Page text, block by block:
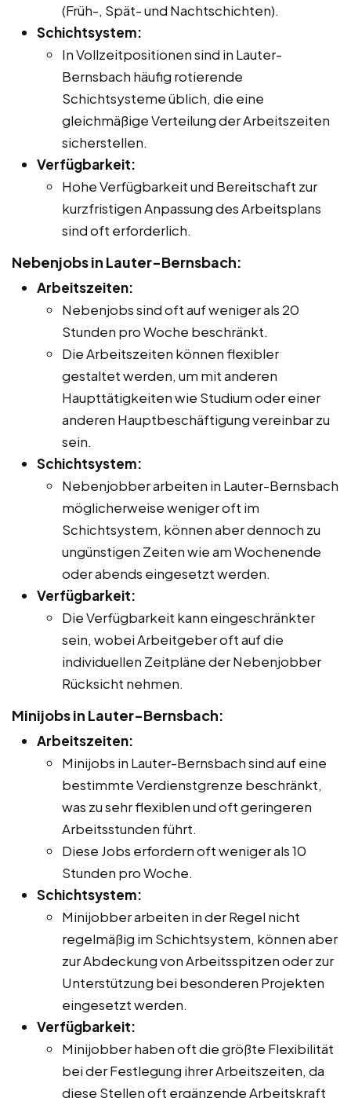
(Früh-, Spät- und Nachtschichten).
Schichtsystem:
In Vollzeitpositionen sind in Lauter-
Bernsbach häufig rotierende
Schichtsysteme üblich, die eine
gleichmäßige Verteilung der Arbeitszeiten
sicherstellen.
Verfügbarkeit:
Hohe Verfügbarkeit und Bereitschaft zur
kurzfristigen Anpassung des Arbeitsplans
sind oft erforderlich.
Nebenjobs in Lauter-Bernsbach:
Arbeitszeiten:
Nebenjobs sind oft auf weniger als 20
Stunden pro Woche beschränkt.
Die Arbeitszeiten können flexibler
gestaltet werden, um mit anderen
Haupttätigkeiten wie Studium oder einer
anderen Hauptbeschäftigung vereinbar zu
sein.
Schichtsystem:
Nebenjobber arbeiten in Lauter-Bernsbach
möglicherweise weniger oft im
Schichtsystem, können aber dennoch zu
ungünstigen Zeiten wie am Wochenende
oder abends eingesetzt werden.
Verfügbarkeit:
Die Verfügbarkeit kann eingeschränkter
sein, wobei Arbeitgeber oft auf die
individuellen Zeitpläne der Nebenjobber
Rücksicht nehmen.
Minijobs in Lauter-Bernsbach:
Arbeitszeiten:
Minijobs in Lauter-Bernsbach sind auf eine
bestimmte Verdienstgrenze beschränkt,
was zu sehr flexiblen und oft geringeren
Arbeitsstunden führt.
Diese Jobs erfordern oft weniger als 10
Stunden pro Woche.
Schichtsystem:
Minijobber arbeiten in der Regel nicht
regelmäßig im Schichtsystem, können aber
zur Abdeckung von Arbeitsspitzen oder zur
Unterstützung bei besonderen Projekten
eingesetzt werden.
Verfügbarkeit:
Minijobber haben oft die größte Flexibilität
bei der Festlegung ihrer Arbeitszeiten, da
diese Stellen oft ergänzende Arbeitskraft